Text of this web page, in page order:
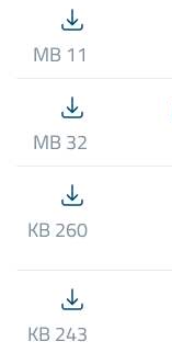
11 MB
32 MB
260 KB
243 KB